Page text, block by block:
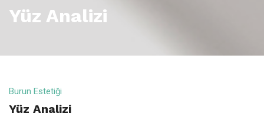
Yüz Analizi
Burun Estetiği
Yüz Analizi